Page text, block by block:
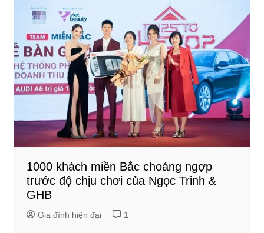
1000 khách miền Bắc choáng ngợp
trước độ chịu chơi của Ngọc Trinh &
GHB
Gia đình hiện đại 1